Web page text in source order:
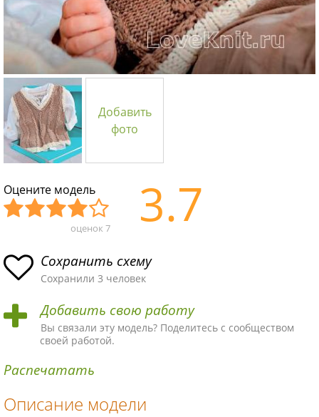
Добавить
фото
Оцените модель
асн
ая
ма
пло
хая
ма
ыч
ная
ма
Хор
ая
ма
Отл
ая
ма!
оценок 7 3.7
Сохранить схему
Сохранили 3 человек
Добавить свою работу
Вы связали эту модель? Поделитесь с сообществом
своей работой.
Распечатать
Описание модели